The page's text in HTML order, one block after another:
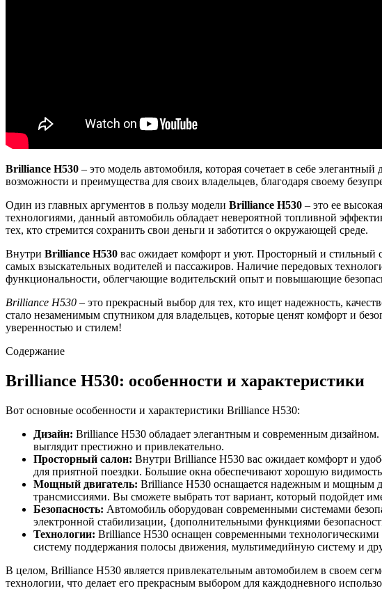
Brilliance H530 – это модель автомобиля, которая сочетает в себе
возможности и преимущества для своих владельцев, благодаря своему
Один из главных аргументов в пользу модели Brilliance H530 – это ее
технологиями, данный автомобиль обладает невероятной топливной
тех, кто стремится сохранить свои деньги и заботится о окружающей среде.
Внутри Brilliance H530 вас ожидает комфорт и уют. Просторный и стильный
самых взыскательных водителей и пассажиров. Наличие передовых
функциональности, облегчающие водительский опыт и повышающие
Brilliance H530 – это прекрасный выбор для тех, кто ищет надежность,
стало незаменимым спутником для владельцев, которые ценят комфорт и
уверенностью и стилем!
Содержание
Brilliance H530: особенности и характеристики
Вот основные особенности и характеристики Brilliance H530:
Дизайн: Brilliance H530 обладает элегантным и современным
выглядит престижно и привлекательно.
Просторный салон: Внутри Brilliance H530 вас ожидает комфорт и
для приятной поездки. Большие окна обеспечивают хорошую
Мощный двигатель: Brilliance H530 оснащается надежным и мощным
трансмиссиями. Вы сможете выбрать тот вариант, который подойдет
Безопасность: Автомобиль оборудован современными системами
электронной стабилизации, {дополнительными функциями
Технологии: Brilliance H530 оснащен современными
систему поддержания полосы движения, мультимедийную систему и
В целом, Brilliance H530 является привлекательным автомобилем в своем
технологии, что делает его прекрасным выбором для каждодневного